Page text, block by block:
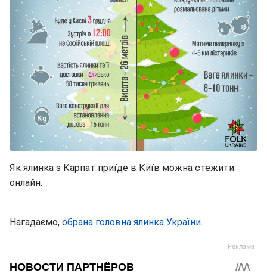
Як ялинка з Карпат приїде в Київ можна стежити
онлайн.
Нагадаємо, обрана головна ялинка України.